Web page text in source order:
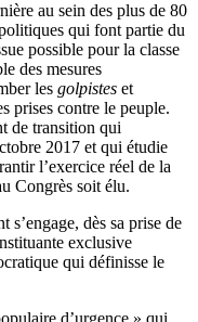
au sein des plus de 80
qui font partie du
possible pour la classe
des mesures
les golpistes et
prises contre le peuple.
de transition qui
2017 et qui étudie
l’exercice réel de la
Congrès soit élu.
dès sa prise de
exclusive
qui définisse le
d’urgence » qui